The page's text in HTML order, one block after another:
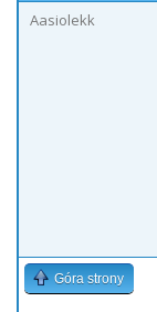
Aasiolekk
Góra strony